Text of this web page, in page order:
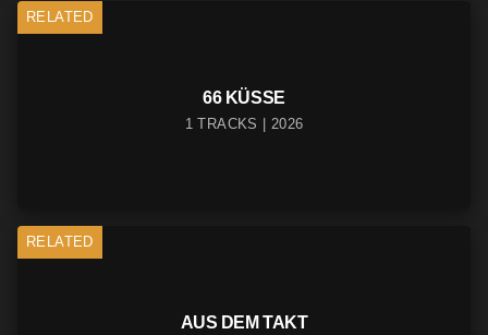
RELATED
66 KÜSSE
1 TRACKS | 2026
RELATED
AUS DEM TAKT